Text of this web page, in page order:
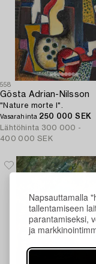
Napsauttamalla
tallentamiseen
parantamiseksi,
ja
558
Gösta Adrian-Nilsson
"Nature morte I".
Vasarahinta 250 000 SEK
Lähtöhinta 300 000 -
400 000 SEK